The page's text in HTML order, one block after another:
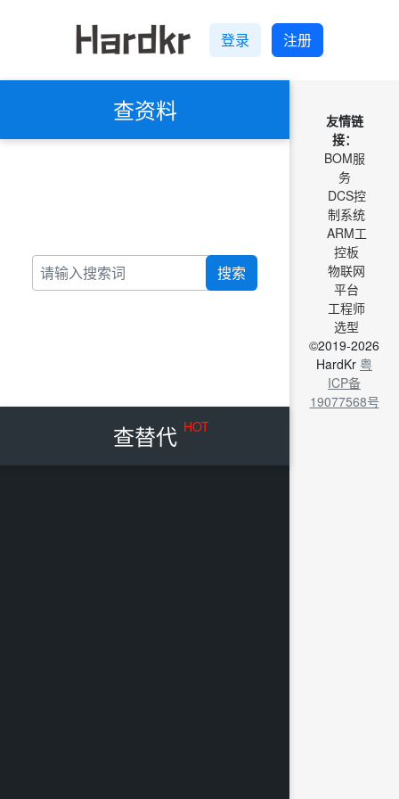
登录 注册
查资料
搜索
查替代 HOT
友情链
接：
BOM服
务
DCS控
制系统
ARM工
控板
物联网
平台
工程师
选型
©2019-2026
HardKr 粤
ICP备
19077568号